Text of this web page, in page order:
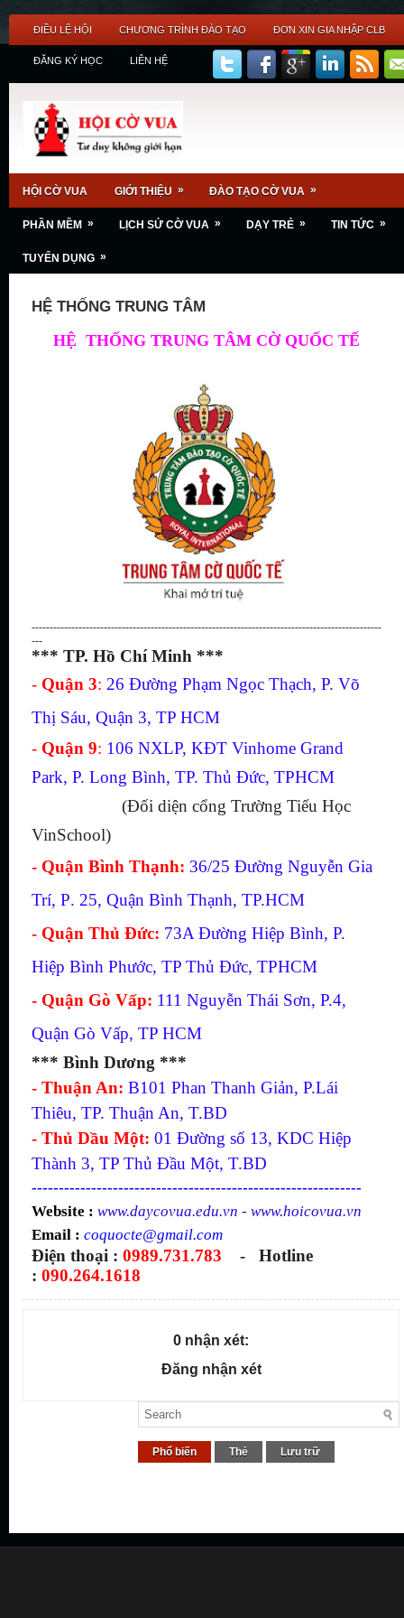
ĐIỀU LỆ HỘI CHƯƠNG TRÌNH ĐÀO TẠO ĐƠN XIN GIA NHẬP CLB
ĐĂNG KÝ HỌC LIÊN HỆ
HỘI CỜ VUA GIỚI THIỆU » ĐÀO TẠO CỜ VUA »
PHẦN MỀM » LỊCH SỬ CỜ VUA » DẠY TRẺ » TIN TỨC »
TUYỂN DỤNG »
HỆ THỐNG TRUNG TÂM
HỆ THỐNG TRUNG TÂM CỜ QUỐC TẾ
-------------------------------------------------------------------------------------------------
---
*** TP. Hồ Chí Minh ***
- Quận 3: 26 Đường Phạm Ngọc Thạch, P. Võ
Thị Sáu, Quận 3, TP HCM
- Quận 9: 106 NXLP, KĐT Vinhome Grand
Park, P. Long Bình, TP. Thủ Đức, TPHCM
(Đối diện cổng Trường Tiểu Học
VinSchool)
- Quận Bình Thạnh: 36/25 Đường Nguyễn Gia
Trí, P. 25, Quận Bình Thạnh, TP.HCM
- Quận Thủ Đức: 73A Đường Hiệp Bình, P.
Hiệp Bình Phước, TP Thủ Đức, TPHCM
- Quận Gò Vấp: 111 Nguyễn Thái Sơn, P.4,
Quận Gò Vấp, TP HCM
*** Bình Dương ***
- Thuận An: B101 Phan Thanh Giản, P.Lái
Thiêu, TP. Thuận An, T.BD
- Thủ Dầu Một: 01 Đường số 13, KDC Hiệp
Thành 3, TP Thủ Đầu Một, T.BD
-------------------------------------------------------------
Website : www.daycovua.edu.vn - www.hoicovua.vn
Email : coquocte@gmail.com
Điện thoại : 0989.731.783
- Hotline
: 090.264.1618
0 nhận xét:
Đăng nhận xét
Phổ biến Thẻ Lưu trữ